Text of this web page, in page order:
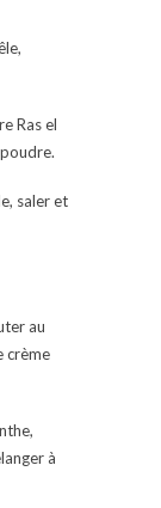
Ras el
saler et
au
crème
à